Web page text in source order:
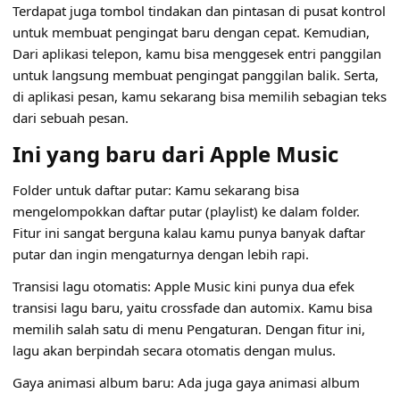
Terdapat juga tombol tindakan dan pintasan di pusat kontrol
untuk membuat pengingat baru dengan cepat. Kemudian,
Dari aplikasi telepon, kamu bisa menggesek entri panggilan
untuk langsung membuat pengingat panggilan balik. Serta,
di aplikasi pesan, kamu sekarang bisa memilih sebagian teks
dari sebuah pesan.
Ini yang baru dari Apple Music
Folder untuk daftar putar: Kamu sekarang bisa
mengelompokkan daftar putar (playlist) ke dalam folder.
Fitur ini sangat berguna kalau kamu punya banyak daftar
putar dan ingin mengaturnya dengan lebih rapi.
Transisi lagu otomatis: Apple Music kini punya dua efek
transisi lagu baru, yaitu crossfade dan automix. Kamu bisa
memilih salah satu di menu Pengaturan. Dengan fitur ini,
lagu akan berpindah secara otomatis dengan mulus.
Gaya animasi album baru: Ada juga gaya animasi album